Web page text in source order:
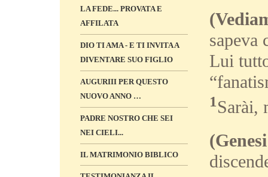
LA FEDE... PROVATA E
AFFILATA
DIO TI AMA - E TI INVITA A
DIVENTARE SUO FIGLIO
AUGURIII PER QUESTO
NUOVO ANNO …
PADRE NOSTRO CHE SEI
NEI CIELI...
IL MATRIMONIO BIBLICO
sapeva
Lui
1 Sarài,